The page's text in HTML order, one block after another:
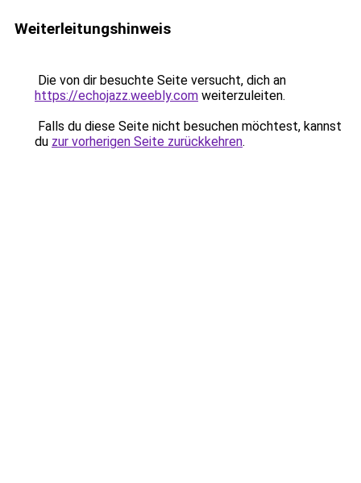
Weiterleitungshinweis
Die von dir besuchte Seite versucht, dich an
https://echojazz.weebly.com weiterzuleiten.
Falls du diese Seite nicht besuchen möchtest, kannst
du zur vorherigen Seite zurückkehren.